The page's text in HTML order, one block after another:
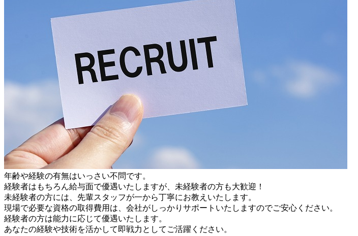
年齢や経験の有無はいっさい不問です。
経験者はもちろん給与面で優遇いたしますが、未経験者の方も大歓迎！
未経験者の方には、先輩スタッフが一から丁寧にお教えいたします。
現場で必要な資格の取得費用は、会社がしっかりサポートいたしますのでご安心ください。
経験者の方は能力に応じて優遇いたします。
あなたの経験や技術を活かして即戦力としてご活躍ください。